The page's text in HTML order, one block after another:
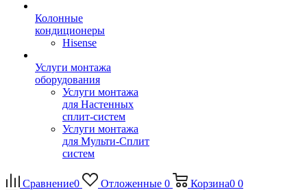
Колонные
кондиционеры
Hisense
Услуги монтажа
оборудования
Услуги монтажа
для Настенных
сплит-систем
Услуги монтажа
для Мульти-Сплит
систем
Сравнение0 Отложенные 0 Корзина0 0